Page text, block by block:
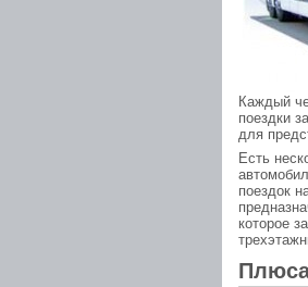
Каждый
поездки
для
Есть
поездок
которое